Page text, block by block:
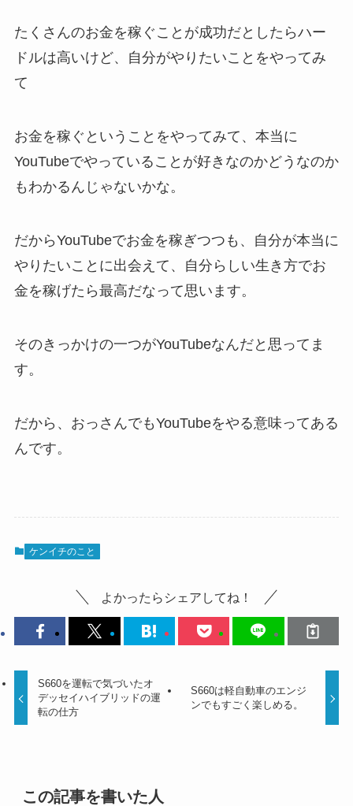
たくさんのお金を稼ぐことが成功だとしたらハー
ドルは高いけど、自分がやりたいことをやってみ
て
お金を稼ぐということをやってみて、本当に
YouTubeでやっていることが好きなのかどうなのか
もわかるんじゃないかな。
だからYouTubeでお金を稼ぎつつも、自分が本当に
やりたいことに出会えて、自分らしい生き方でお
金を稼げたら最高だなって思います。
そのきっかけの一つがYouTubeなんだと思ってま
す。
だから、おっさんでもYouTubeをやる意味ってある
んです。
ケンイチのこと
よかったらシェアしてね！
S660を運転で気づいたオ
デッセイハイブリッドの運
転の仕方
S660は軽自動車のエンジ
ンでもすごく楽しめる。
この記事を書いた人